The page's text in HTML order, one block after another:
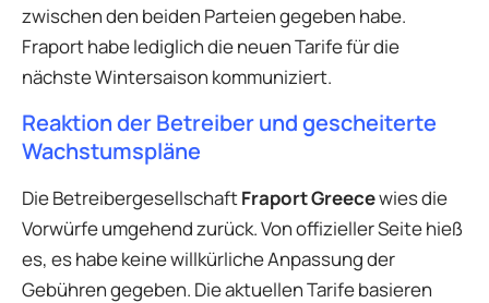
zwischen den beiden Parteien gegeben habe.
Fraport habe lediglich die neuen Tarife für die
nächste Wintersaison kommuniziert.
Reaktion der Betreiber und gescheiterte
Wachstumspläne
Die BetreibergesellschaftFraport Greecewies die
Vorwürfe umgehend zurück. Von offizieller Seite hieß
es, es habe keine willkürliche Anpassung der
Gebühren gegeben. Die aktuellen Tarife basieren